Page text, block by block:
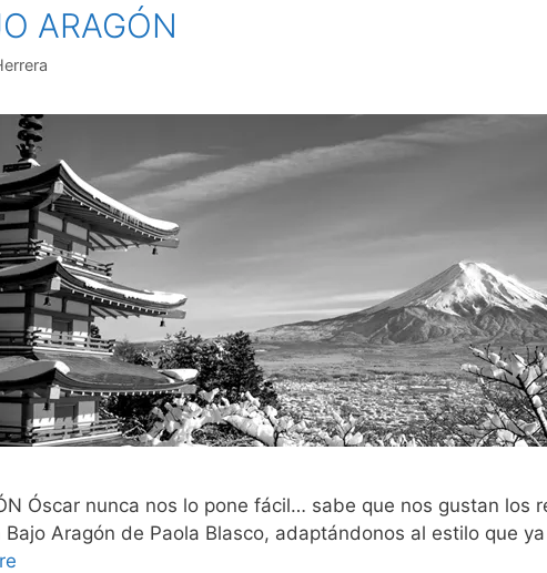
ARAGÓN
Óscar nunca nos lo pone fácil… sabe que nos gustan
Bajo Aragón de Paola Blasco, adaptándonos al estilo